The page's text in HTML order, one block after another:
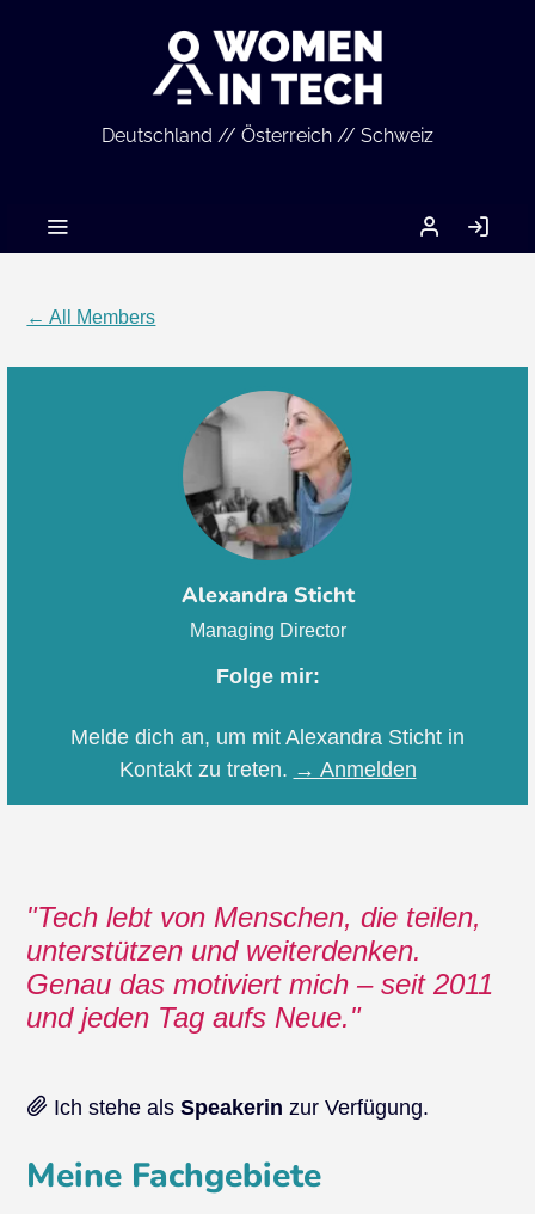
Deutschland // Österreich // Schweiz
MEIN
ACCOUNT
IN
← All Members
Alexandra Sticht
Managing Director
Folge mir:
Melde dich an, um mit Alexandra Sticht in
Kontakt zu treten. → Anmelden
Tech lebt von Menschen, die teilen,
unterstützen und weiterdenken.
Genau das motiviert mich – seit 2011
und jeden Tag aufs Neue.
Ich stehe alsSpeakerin zur Verfügung.
Meine Fachgebiete